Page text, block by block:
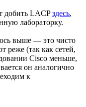
добить LACPздесь,
лабораторку.
выше — это чисто
реже (так как сетей,
Cisco меньше,
он аналогично
к